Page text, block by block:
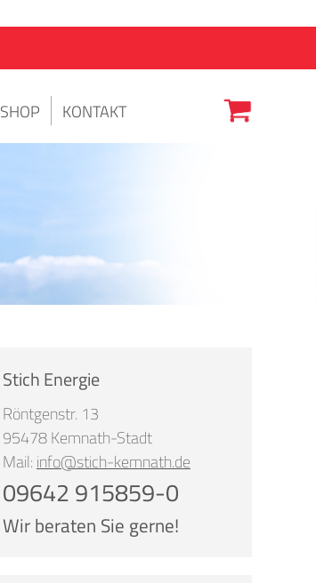
SHOP KONTAKT
Stich Energie
Röntgenstr. 13
95478 Kemnath-Stadt
Mail: info@stich-kemnath.de
09642 915859-0
Wir beraten Sie gerne!